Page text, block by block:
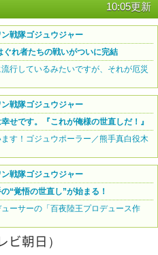
10:05更新
戦隊ゴジュウジャー
れ者たちの戦いがついに完結
行しているみたいですが、それが厄災
戦隊ゴジュウジャー
せです。『これが俺様の世直しだ！』
す！ゴジュウポーラー／熊手真白役木
戦隊ゴジュウジャー
“覚悟の世直し”が始まる！
ーサーの「百夜陸王プロデュース作
朝日）